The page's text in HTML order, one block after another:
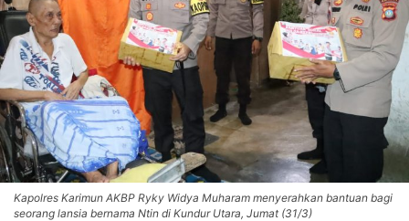
Kapolres Karimun AKBP Ryky Widya Muharam menyerahkan bantuan bagi
seorang lansia bernama Ntin di Kundur Utara, Jumat (31/3)